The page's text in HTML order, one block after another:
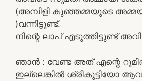
(അമ്പിളി കുഞ്ഞമ്മയുടെ
)വന്നിട്ടുണ്ട്.
നിന്റെ ലാപ് എടുത്തിട്ടുണ്ട്
ഞാൻ : വേണ്ട അത് എന്റെ
ഇല്ലെങ്കിൽ ശ്രീകുട്ടിയോ